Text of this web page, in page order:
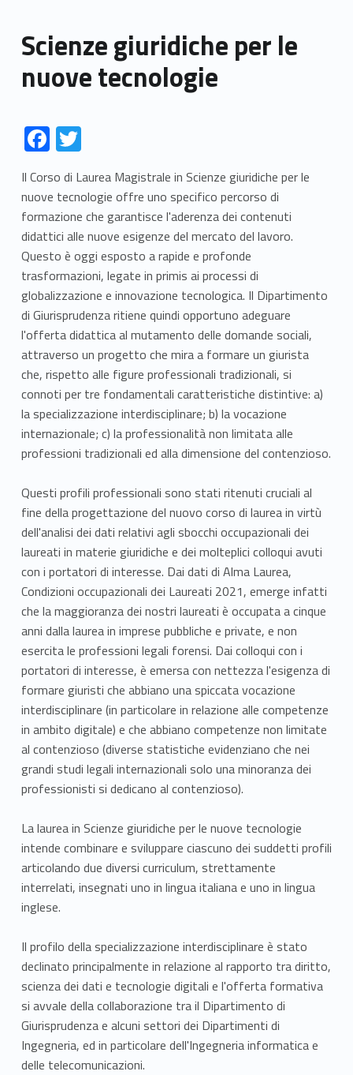
Scienze giuridiche per le
nuove tecnologie
Link identifier #identifier__62845-1 F
ac
e
b
o
o
k
Link identifier #identifier__88651-2 T
itt
er
Il Corso di Laurea Magistrale in Scienze giuridiche per le
nuove tecnologie offre uno specifico percorso di
formazione che garantisce l'aderenza dei contenuti
didattici alle nuove esigenze del mercato del lavoro.
Questo è oggi esposto a rapide e profonde
trasformazioni, legate in primis ai processi di
globalizzazione e innovazione tecnologica. Il Dipartimento
di Giurisprudenza ritiene quindi opportuno adeguare
l'offerta didattica al mutamento delle domande sociali,
attraverso un progetto che mira a formare un giurista
che, rispetto alle figure professionali tradizionali, si
connoti per tre fondamentali caratteristiche distintive: a)
la specializzazione interdisciplinare; b) la vocazione
internazionale; c) la professionalità non limitata alle
professioni tradizionali ed alla dimensione del contenzioso.
Questi profili professionali sono stati ritenuti cruciali al
fine della progettazione del nuovo corso di laurea in virtù
dell'analisi dei dati relativi agli sbocchi occupazionali dei
laureati in materie giuridiche e dei molteplici colloqui avuti
con i portatori di interesse. Dai dati di Alma Laurea,
Condizioni occupazionali dei Laureati 2021, emerge infatti
che la maggioranza dei nostri laureati è occupata a cinque
anni dalla laurea in imprese pubbliche e private, e non
esercita le professioni legali forensi. Dai colloqui con i
portatori di interesse, è emersa con nettezza l'esigenza di
formare giuristi che abbiano una spiccata vocazione
interdisciplinare (in particolare in relazione alle competenze
in ambito digitale) e che abbiano competenze non limitate
al contenzioso (diverse statistiche evidenziano che nei
grandi studi legali internazionali solo una minoranza dei
professionisti si dedicano al contenzioso).
La laurea in Scienze giuridiche per le nuove tecnologie
intende combinare e sviluppare ciascuno dei suddetti profili
articolando due diversi curriculum, strettamente
interrelati, insegnati uno in lingua italiana e uno in lingua
inglese.
Il profilo della specializzazione interdisciplinare è stato
declinato principalmente in relazione al rapporto tra diritto,
scienza dei dati e tecnologie digitali e l'offerta formativa
si avvale della collaborazione tra il Dipartimento di
Giurisprudenza e alcuni settori dei Dipartimenti di
Ingegneria, ed in particolare dell'Ingegneria informatica e
delle telecomunicazioni.